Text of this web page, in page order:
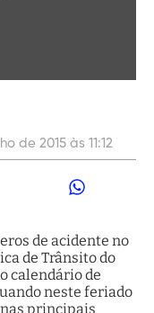
de 2015 às 11:12
de acidente no
de Trânsito do
calendário de
neste feriado
principais